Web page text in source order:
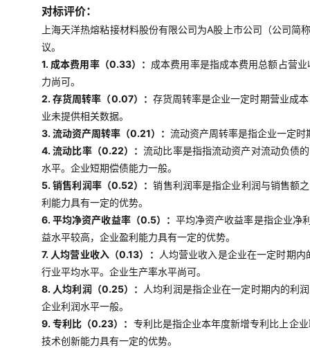
对标评价：
上海天洋热熔粘接材料股份有限公司为A股上市公司（公司
议。
1. 成本费用率（0.33）： 成本费用率是指成本费用总额占营
力尚可。
2. 存货周转率（0.07）： 存货周转率是企业一定时期营业成
业未提供相关数据。
3. 流动资产周转率（0.21）： 流动资产周转率是指企业一定
4. 流动比率（0.22）：流动比率是指指流动资产对流动负债
水平。企业短期偿债能力一般。
5. 销售利润率（0.52）：销售利润率是指企业利润与销售额
利能力具有一定的优势。
6. 平均净资产收益率（0.5）： 平均净资产收益率是指企业净
益水平较高，企业盈利能力具有一定的优势。
7. 人均营业收入（0.13）：
人均营业收入是企业在一定时期
行业平均水平。企业生产率水平尚可。
8. 人均利润（0.25）：
人均利润是指企业在一定时期内的利
企业利润水平一般。
9. 专利比（0.23）： 专利比是指企业本年度新增专利比上企
技术创新能力具有一定的优势。